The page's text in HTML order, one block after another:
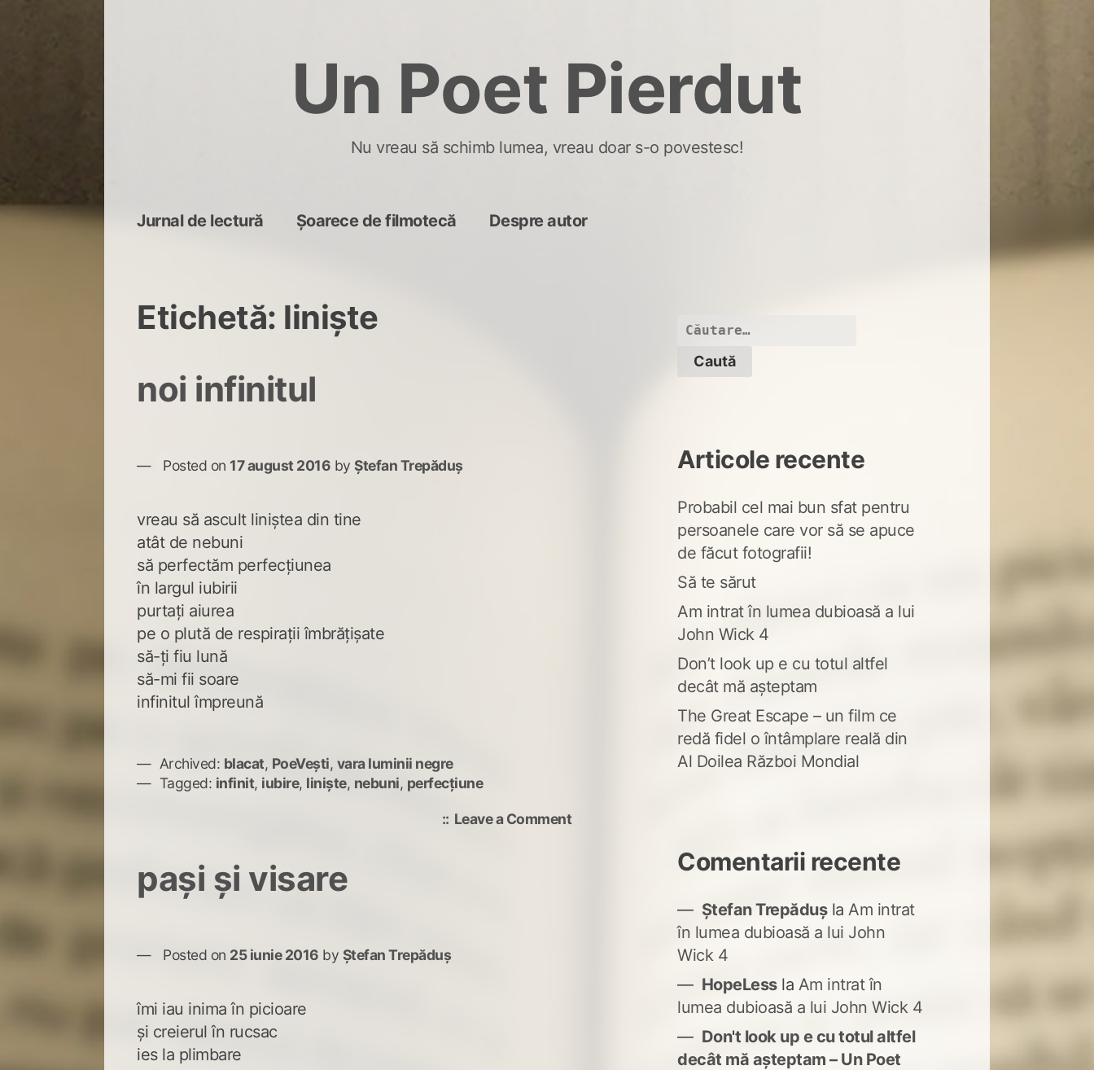
Un Poet Pierdut
Nu vreau să schimb lumea, vreau doar s-o povestesc!
Jurnal de lectură Șoarece de filmotecă Despre autor
Etichetă: liniște
noi infinitul
Posted on 17 august 2016 byȘtefan Trepăduș
vreau să ascult liniștea din tine
atât de nebuni
să perfectăm perfecțiunea
în largul iubirii
purtați aiurea
pe o plută de respirații îmbrățișate
să-ți fiu lună
să-mi fii soare
infinitul împreună
Archived: blacat, PoeVești, vara luminii negre
Tagged: infinit, iubire, liniște, nebuni, perfecțiune
Leave a Commenton
pași și visare
Posted on 25 iunie 2016 by Ștefan Trepăduș
îmi iau inima în picioare
și creierul în rucsac
ies la plimbare
Caută
Articole recente
Probabil cel mai bun sfat pentru
persoanele care vor să se apuce
de făcut fotografii!
Să te sărut
Am intrat în lumea dubioasă a lui
John Wick 4
Don’t look up e cu totul altfel
decât mă așteptam
The Great Escape – un film ce
redă fidel o întâmplare reală din
Al Doilea Război Mondial
Comentarii recente
Ștefan Trepădușla Am intrat
în lumea dubioasă a lui John
Wick 4
HopeLessla Am intrat în
lumea dubioasă a lui John Wick 4
Don't look up e cu totul altfel
decât mă așteptam – Un Poet